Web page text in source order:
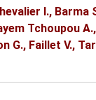
I., Barma
Tchoupou A.,
G., Faillet V.,